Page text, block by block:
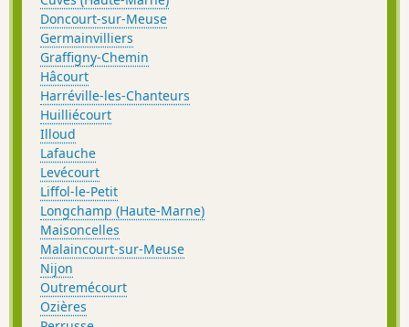
Doncourt-sur-Meuse
Germainvilliers
Graffigny-Chemin
Hâcourt
Harréville-les-Chanteurs
Huilliécourt
Illoud
Lafauche
Levécourt
Liffol-le-Petit
Longchamp (Haute-Marne)
Maisoncelles
Malaincourt-sur-Meuse
Nijon
Outremécourt
Ozières